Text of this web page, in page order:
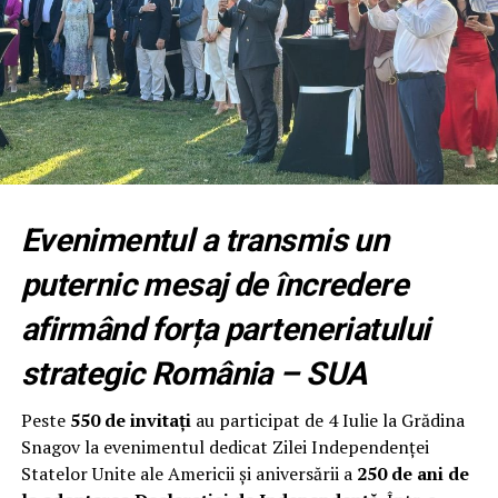
declarăMarius Bostan,coordonatorul programului.
Nouă luni pentru transformarea
organizației
Fundația Națională a Tinerilor Manageri (FNTM)
organizează noua serie RPEP, un program construit
Quality Award, cu sprijinul RePatriot pentru atragerea
unor executivi români cu experiență internațională.
Programul începe cu un modul intensiv desfășurat la
București, urmat de opt luni de implementare și
mentorat. Participanții aplică metodologia direct în
propria organizație, își evaluează procesele, identifică
punctele forte și ariile de îmbunătățire și construiesc un
plan concret de creștere a performanței.
Evenimentul a transmis un
puternic mesaj de încredere
afirmând forța parteneriatului
strategic România – SUA
Peste 550 de invitațiau participat de 4 Iulie la Grădina
Snagov la evenimentul dedicat Zilei Independenței
Statelor Unite ale Americii și aniversării a 250 de ani de